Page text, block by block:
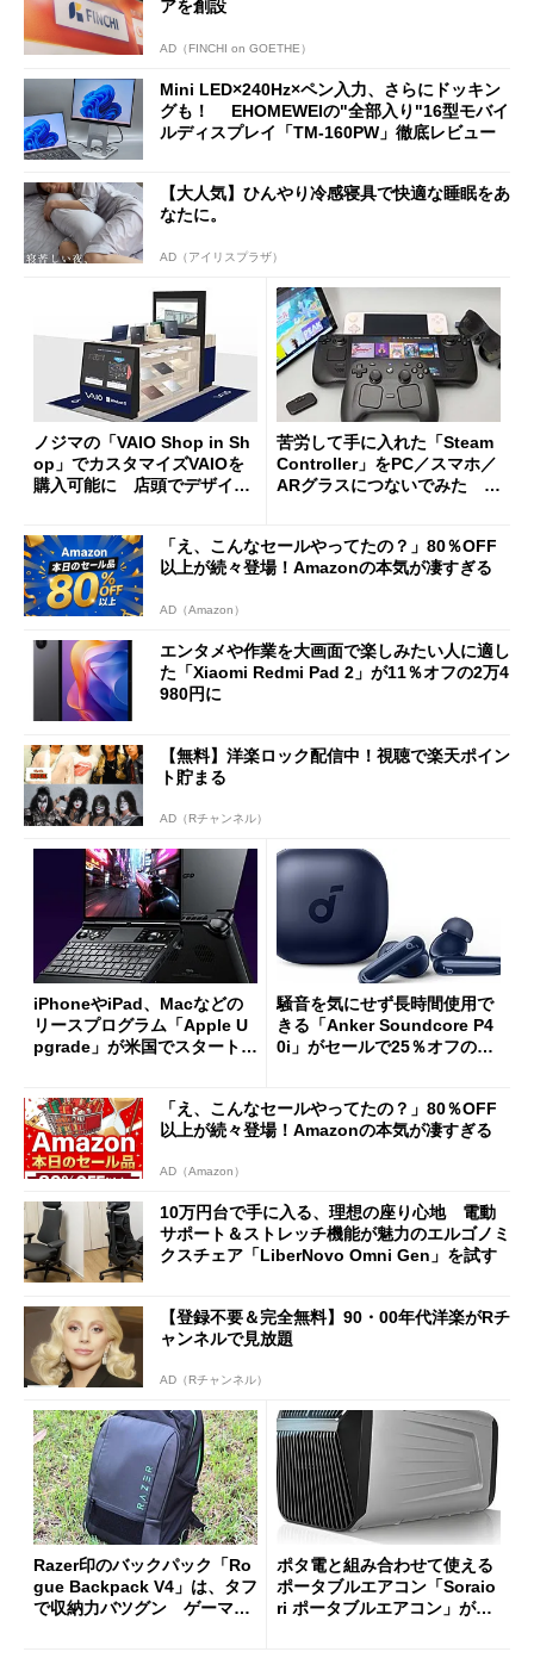
アを創設
AD（FINCHI on GOETHE）
Mini LED×240Hz×ペン入力、さらにドッキン
グも！ EHOMEWEIの"全部入り"16型モバイ
ルディスプレイ「TM-160PW」徹底レビュー
【大人気】ひんやり冷感寝具で快適な睡眠をあ
なたに。
AD（アイリスプラザ）
ノジマの「VAIO Shop in Sh
op」でカスタマイズVAIOを
購入可能に 店頭でデザイン
苦労して手に入れた「Steam
Controller」をPC／スマホ／
ARグラスにつないでみた ゲ
「え、こんなセールやってたの？」80％OFF
以上が続々登場！Amazonの本気が凄すぎる
AD（Amazon）
エンタメや作業を大画面で楽しみたい人に適し
た「Xiaomi Redmi Pad 2」が11％オフの2万4
980円に
【無料】洋楽ロック配信中！視聴で楽天ポイン
ト貯まる
AD（Rチャンネル）
iPhoneやiPad、Macなどの
リースプログラム「Apple U
pgrade」が米国でスタート／
ut」が明...
騒音を気にせず長時間使用で
きる「Anker Soundcore P4
0i」がセールで25％オフの59
「え、こんなセールやってたの？」80％OFF
以上が続々登場！Amazonの本気が凄すぎる
AD（Amazon）
10万円台で手に入る、理想の座り心地 電動
サポート＆ストレッチ機能が魅力のエルゴノミ
クスチェア「LiberNovo Omni Gen」を試す
【登録不要＆完全無料】90・00年代洋楽がRチ
ャンネルで見放題
AD（Rチャンネル）
Razer印のバックパック「Ro
gue Backpack V4」は、タフ
で収納力バツグン ゲーマー
ポタ電と組み合わせて使える
ポータブルエアコン「Soraio
ri ポータブルエアコン」がセ